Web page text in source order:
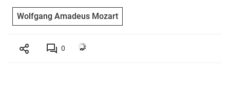
Wolfgang Amadeus Mozart
0